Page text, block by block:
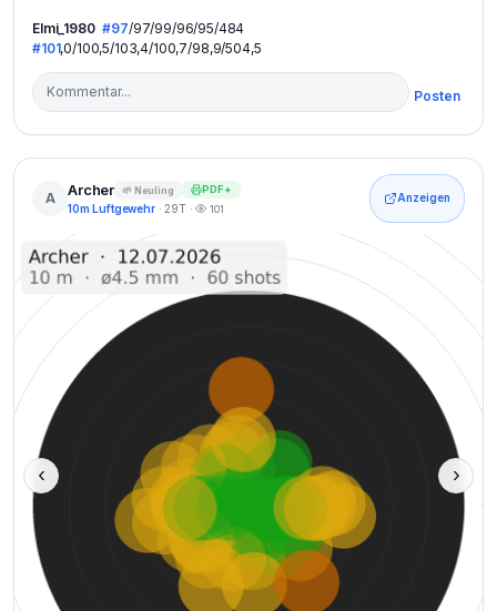
Elmi_1980 #97/97/99/96/95/484
#101,0/100,5/103,4/100,7/98,9/504,5
Posten
A Archer 🌱 Neuling PDF+
10m Luftgewehr · 29T · 101
Anzeigen
‹ ›